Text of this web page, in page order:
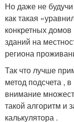
Но даже не
как такая
конкретных
зданий на
региона
Так что лучше
метод подсчета ,
внимание
такой алгоритм и
калькулятора .